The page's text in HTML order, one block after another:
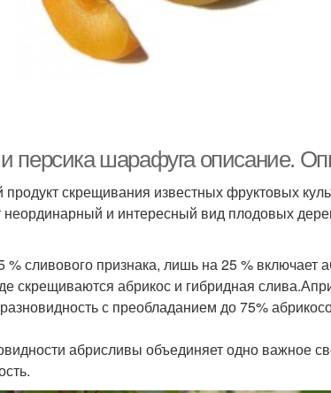
персика шарафуга описание.
скрещивания известных фруктовых
неординарный и интересный вид плодовых
сливового признака, лишь на 25 % включает
скрещиваются абрикос и гибридная
с преобладанием до 75%
абрисливы объединяет одно важное